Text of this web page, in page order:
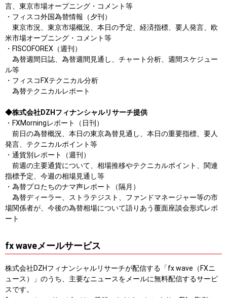
言、東京市場オープニング・コメント等
・フィスコ外国為替情報（夕刊）
東京市況、東京市場概況、本日の予定、経済指標、要人発言、欧
米市場オープニング・コメント等
・FISCOFOREX（週刊）
為替週間日誌、為替週間見通し、チャート分析、週間スケジュー
ル等
・フィスコFXテクニカル分析
為替テクニカルレポート
◆株式会社DZHフィナンシャルリサーチ提供
・FXMorningレポート（日刊）
前日の為替概況、本日の東京為替見通し、本日の重要指標、要人
発言、テクニカルポイント等
・通貨別レポート（週刊）
前週の主要通貨について、相場推移やテクニカルポイント、関連
指標予定、今週の相場見通し等
・為替プロたちのナマ声レポート（隔月）
為替ディーラー、ストラテジスト、ファンドマネージャー等の市
場関係者が、今後の為替相場について語りあう覆面座談会形式レポ
ート
fx waveメールサービス
株式会社DZHフィナンシャルリサーチが配信する「fx wave（FXニ
ュース）」のうち、主要なニュースをメールに無料配信するサービ
スです。